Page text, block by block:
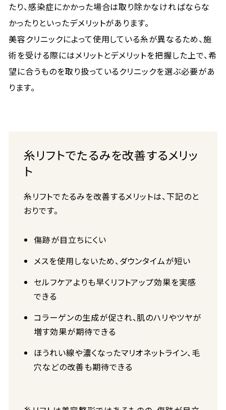
たり、感染症にかかった場合は取り除かなければならな
かったりといったデメリットがあります。
美容クリニックによって使用している糸が異なるため、施
術を受ける際にはメリットとデメリットを把握した上で、希
望に合うものを取り扱っているクリニックを選ぶ必要があ
ります。
糸リフトでたるみを改善するメリッ
ト
糸リフトでたるみを改善するメリットは、下記のと
おりです。
傷跡が目立ちにくい
メスを使用しないため、ダウンタイムが短い
セルフケアよりも早くリフトアップ効果を実感
できる
コラーゲンの生成が促され、肌のハリやツヤが
増す効果が期待できる
ほうれい線や濃くなったマリオネットライン、毛
穴などの改善も期待できる